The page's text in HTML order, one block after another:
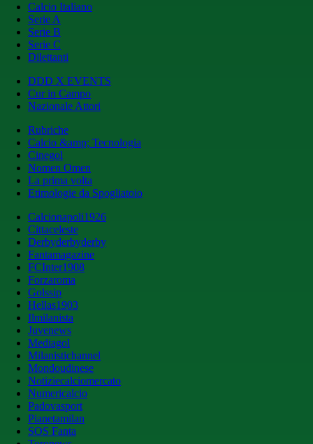
Calcio Italiano
Serie A
Serie B
Serie C
Dilettanti
DDD X EVENTS
Cur in Campo
Nazionale Attori
Rubriche
Calcio &amp; Tecnologia
Cinegol
Nomen Omen
La prima volta
Etimologie da Spogliatoio
Calcionapoli1926
Cittaceleste
Derbyderbyderby
Fantamagazine
FCInter1908
Forzaroma
Golssip
Hellas1903
Ilmilanista
Juvenews
Mediagol
Milanistichannel
Mondoudinese
Notiziecalciomercato
Numericalcio
Padovasport
Pianetamilan
SOS Fanta